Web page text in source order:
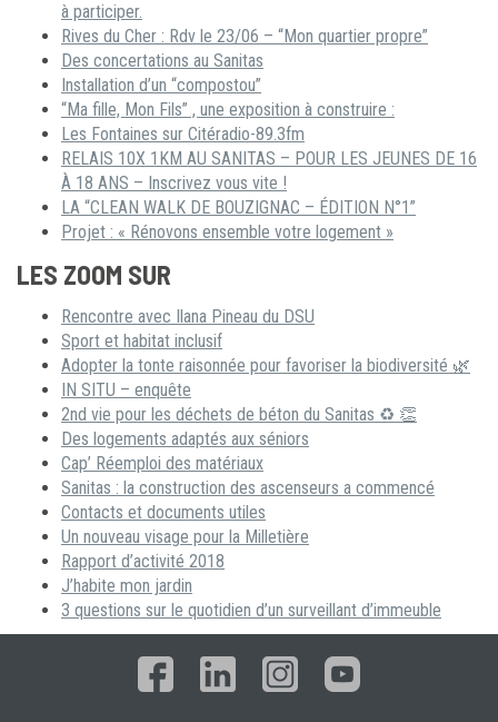
à participer.
Rives du Cher : Rdv le 23/06 – “Mon quartier propre”
Des concertations au Sanitas
Installation d’un “compostou”
“Ma fille, Mon Fils” , une exposition à construire :
Les Fontaines sur Citéradio-89.3fm
RELAIS 10X 1KM AU SANITAS – POUR LES JEUNES DE 16
À 18 ANS – Inscrivez vous vite !
LA “CLEAN WALK DE BOUZIGNAC – ÉDITION N°1”
Projet : « Rénovons ensemble votre logement »
LES ZOOM SUR
Rencontre avec Ilana Pineau du DSU
Sport et habitat inclusif
Adopter la tonte raisonnée pour favoriser la biodiversité 🌿
IN SITU – enquête
2nd vie pour les déchets de béton du Sanitas ♻ 👏
Des logements adaptés aux séniors
Cap’ Réemploi des matériaux
Sanitas : la construction des ascenseurs a commencé
Contacts et documents utiles
Un nouveau visage pour la Milletière
Rapport d’activité 2018
J’habite mon jardin
3 questions sur le quotidien d’un surveillant d’immeuble